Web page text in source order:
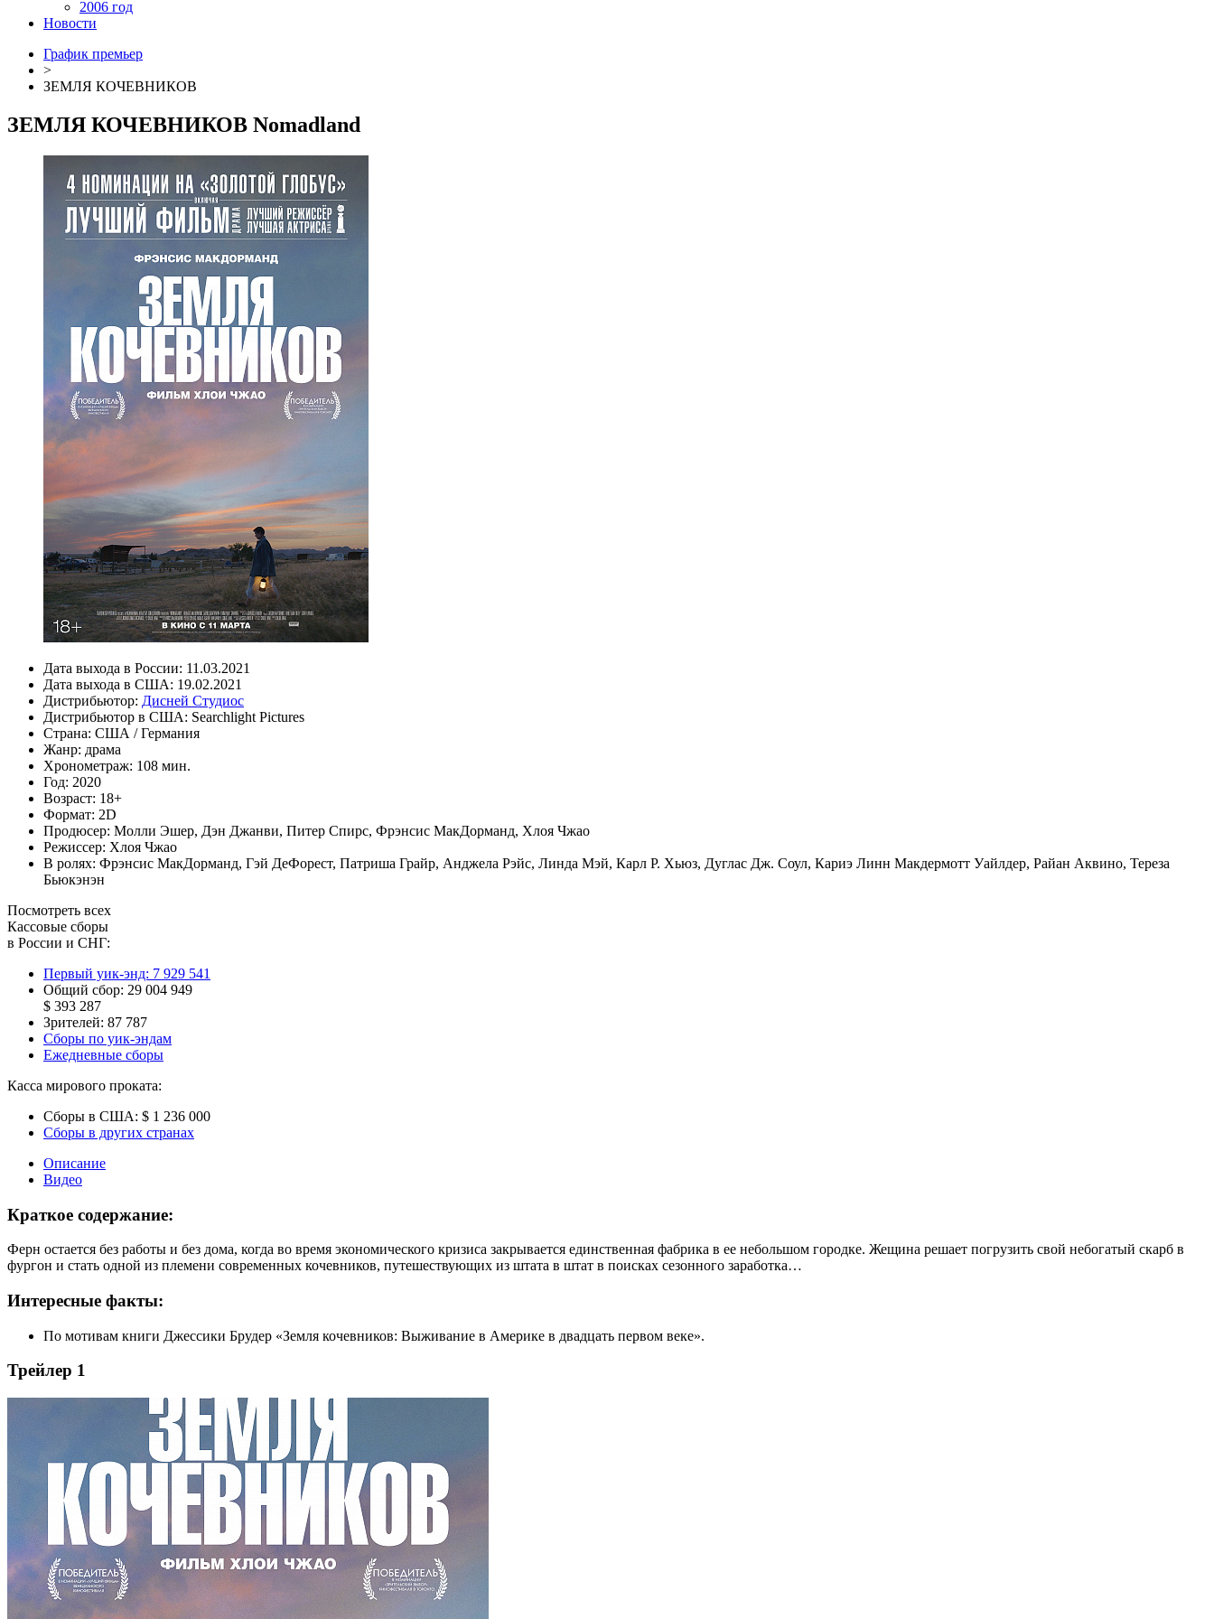
2006 год
Новости
График премьер
>
ЗЕМЛЯ КОЧЕВНИКОВ
ЗЕМЛЯ КОЧЕВНИКОВ Nomadland
Дата выхода в России: 11.03.2021
Дата выхода в США: 19.02.2021
Дистрибьютор: Дисней Студиос
Дистрибьютор в США: Searchlight Pictures
Страна: США / Германия
Жанр: драма
Хронометраж: 108 мин.
Год: 2020
Возраст: 18+
Формат: 2D
Продюсер: Молли Эшер, Дэн Джанви, Питер Спирс, Фрэнсис МакДорманд, Хлоя Чжао
Режиссер: Хлоя Чжао
В ролях: Фрэнсис МакДорманд, Гэй ДеФорест, Патриша Грайр, Анджела Рэйс, Линда Мэй, Карл Р. Хьюз, Дуглас Дж. Соул, Кариэ Линн Макдермотт Уайлдер, Райан Аквино, Тереза
Бьюкэнэн
Посмотреть всех
Кассовые сборы
в России и СНГ:
Первый уик-энд: 7 929 541
Общий сбор: 29 004 949
$ 393 287
Зрителей: 87 787
Сборы по уик-эндам
Ежедневные сборы
Касса мирового проката:
Сборы в США: $ 1 236 000
Сборы в других странах
Описание
Видео
Краткое содержание:
Ферн остается без работы и без дома, когда во время экономического кризиса закрывается единственная фабрика в ее небольшом городке. Жещина решает погрузить свой небогатый скарб в
фургон и стать одной из племени современных кочевников, путешествующих из штата в штат в поисках сезонного заработка…
Интересные факты:
По мотивам книги Джессики Брудер «Земля кочевников: Выживание в Америке в двадцать первом веке».
Трейлер 1